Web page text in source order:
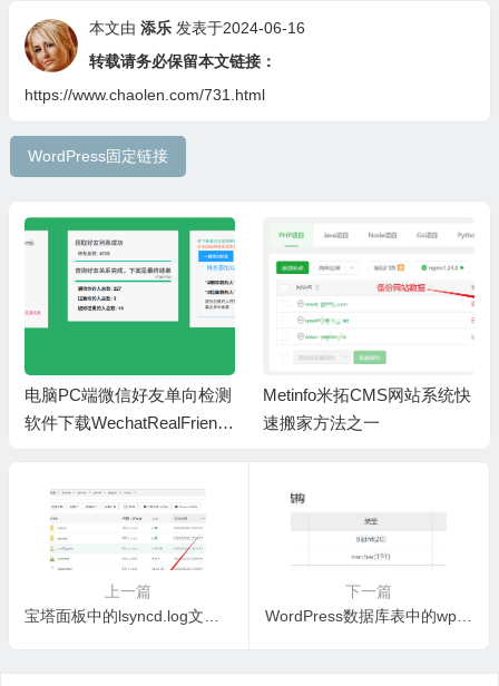
本文由 添乐 发表于2024-06-16
转载请务必保留本文链接：
https://www.chaolen.com/731.html
WordPress固定链接
电脑PC端微信好友单向检测
软件下载WechatRealFriends
Metinfo米拓CMS网站系统快
速搬家方法之一
上一篇
宝塔面板中的lsyncd.log文件占用空间过大，可以删除吗？
下一篇
WordPress数据库表中的wp_options详细介绍